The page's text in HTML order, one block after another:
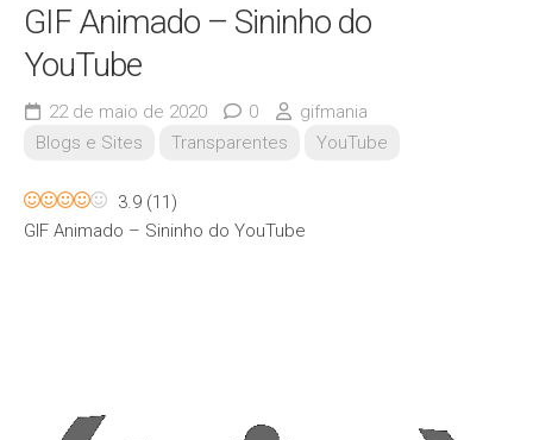
GIF Animado – Sininho do
YouTube
22 de maio de 2020 0
gifmania
Blogs e Sites
Transparentes YouTube
3.9 (11)
GIF Animado – Sininho do YouTube